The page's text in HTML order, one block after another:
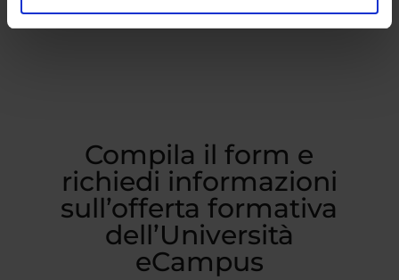
Compila il form e
richiedi informazioni
sull’offerta formativa
dell’Università
eCampus